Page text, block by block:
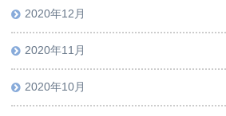
2020年12月
2020年11月
2020年10月